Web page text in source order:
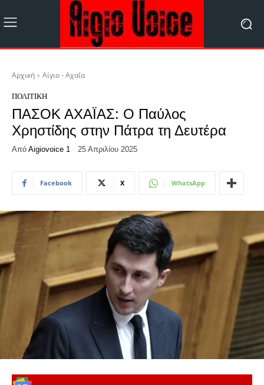
Αρχική Αίγιο - Αχαΐα
ΠΟΛΙΤΙΚΉ
ΠΑΣΟΚ ΑΧΑΪΑΣ: Ο Παύλος
Χρηστίδης στην Πάτρα τη Δευτέρα
Από Aigiovoice 1 25 Απριλίου 2025
Facebook X WhatsApp